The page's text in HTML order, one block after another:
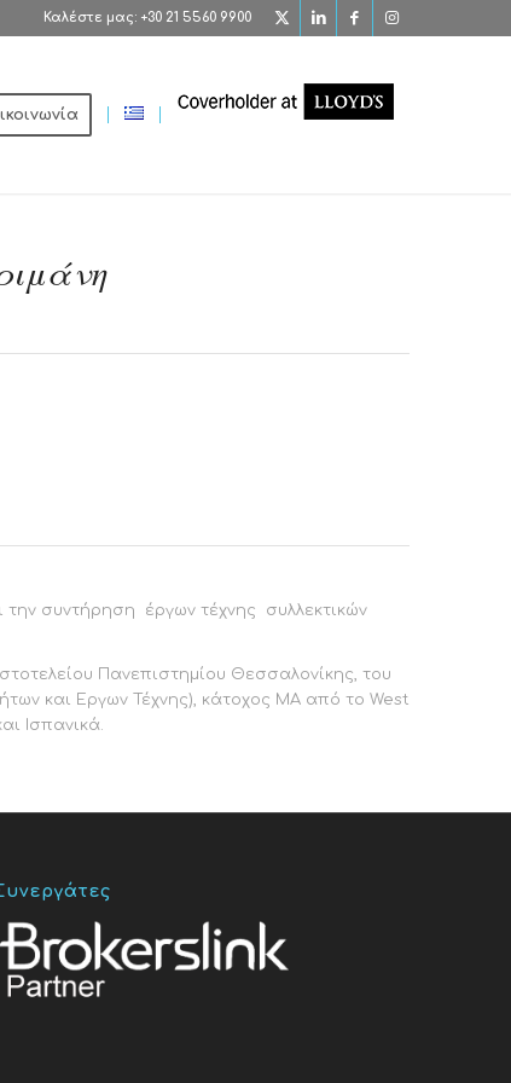
Καλέστε μας: +30 21 5560 9900
την συντήρηση έργων τέχνης συλλεκτικών
Πανεπιστημίου Θεσσαλονίκης, του
και Εργων Τέχνης), κάτοχος ΜΑ από το West
Ισπανικά.